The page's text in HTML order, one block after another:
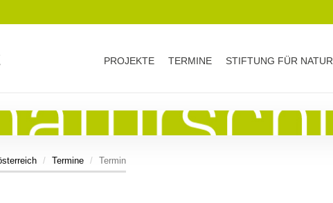
PROJEKTE TERMINE STIFTUNG FÜR NATUR
Termine Termin